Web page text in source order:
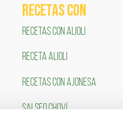
RECETAS COn
RECETAS CON ALIOLI
RECETA ALIOLI
RECETAS CON AJONESA
SALSEO CHOVÍ